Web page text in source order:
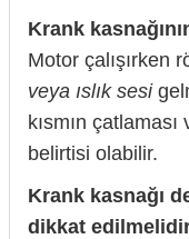
Krank
Motor çalışırken
veya ıslık sesi
kısmın
belirtisi olabilir.
Krank kasnağı
dikkat